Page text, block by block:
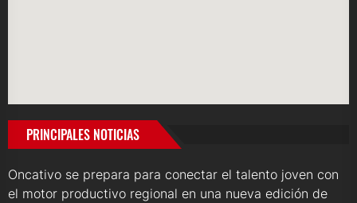
PRINCIPALES NOTICIAS
Oncativo se prepara para conectar el talento joven con
el motor productivo regional en una nueva edición de